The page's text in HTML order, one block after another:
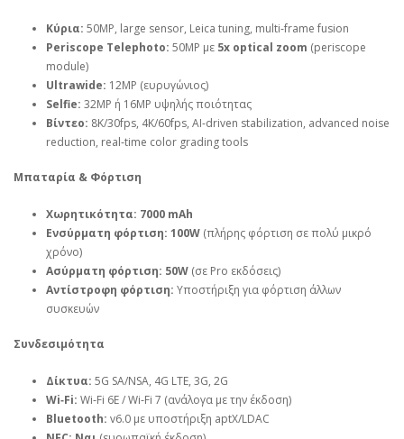
Κύρια: 50MP, large sensor, Leica tuning, multi‑frame fusion
Periscope Telephoto: 50MP με 5x optical zoom (periscope
module)
Ultrawide: 12MP (ευρυγώνιος)
Selfie: 32MP ή 16MP υψηλής ποιότητας
Βίντεο: 8K/30fps, 4K/60fps, AI‑driven stabilization, advanced noise
reduction, real‑time color grading tools
Μπαταρία & Φόρτιση
Χωρητικότητα: 7000 mAh
Ενσύρματη φόρτιση: 100W (πλήρης φόρτιση σε πολύ μικρό
χρόνο)
Ασύρματη φόρτιση: 50W (σε Pro εκδόσεις)
Αντίστροφη φόρτιση: Υποστήριξη για φόρτιση άλλων
συσκευών
Συνδεσιμότητα
Δίκτυα: 5G SA/NSA, 4G LTE, 3G, 2G
Wi‑Fi: Wi‑Fi 6E / Wi‑Fi 7 (ανάλογα με την έκδοση)
Bluetooth: v6.0 με υποστήριξη aptX/LDAC